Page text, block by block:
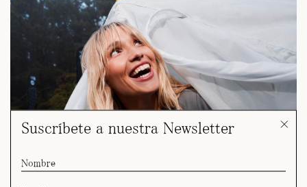
Suscríbete a nuestra Newsletter